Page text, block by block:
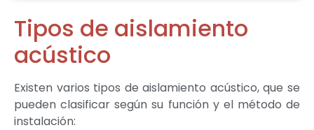
Tipos de aislamiento
acústico
Existen varios tipos de aislamiento acústico, que se
pueden clasificar según su función y el método de
instalación: